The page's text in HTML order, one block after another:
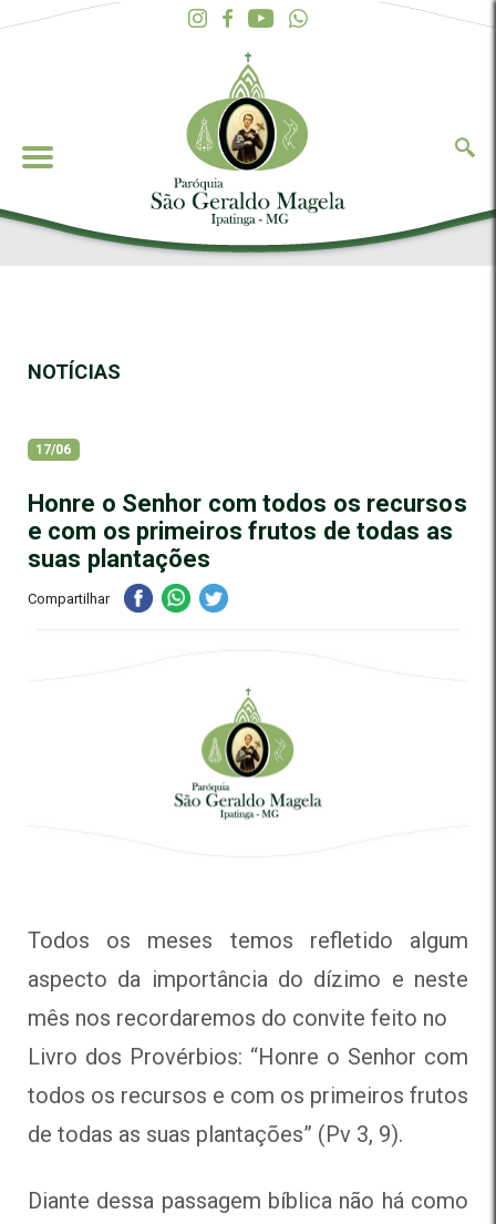
NOTÍCIAS
17/06
Honre o Senhor com todos os recursos
e com os primeiros frutos de todas as
suas plantações
Compartilhar
Todos os meses temos refletido algum
aspecto da importância do dízimo e neste
mês nos recordaremos do convite feito no
Livro dos Provérbios: “Honre o Senhor com
todos os recursos e com os primeiros frutos
de todas as suas plantações” (Pv 3, 9).
Diante dessa passagem bíblica não há como